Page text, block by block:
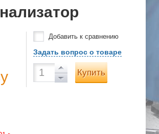
Добавить к сравнению
Задать вопрос о товаре
Купить